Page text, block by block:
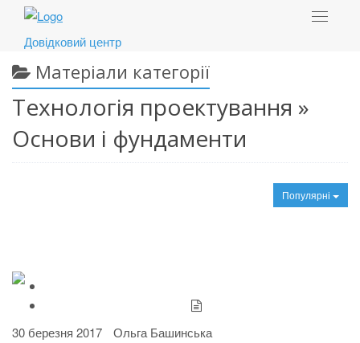
Toggle
Довідковий центр
Матеріали категорії
Технологія проектування »
Основи і фундаменти
Популярні
30 березня 2017 Ольга Башинська